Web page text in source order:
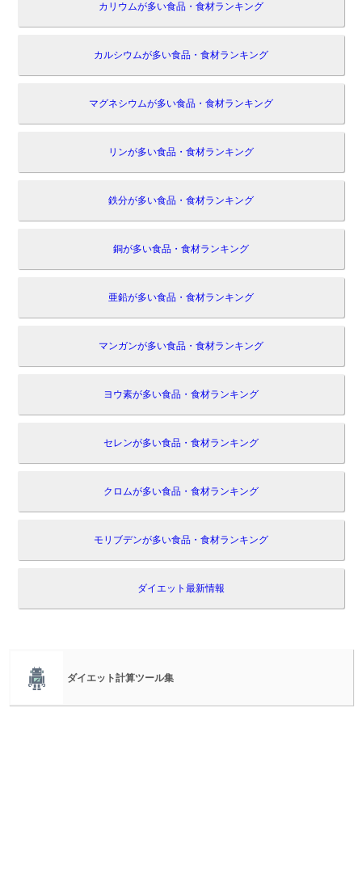
カリウムが多い食品・食材ランキング
カルシウムが多い食品・食材ランキング
マグネシウムが多い食品・食材ランキング
リンが多い食品・食材ランキング
鉄分が多い食品・食材ランキング
銅が多い食品・食材ランキング
亜鉛が多い食品・食材ランキング
マンガンが多い食品・食材ランキング
ヨウ素が多い食品・食材ランキング
セレンが多い食品・食材ランキング
クロムが多い食品・食材ランキング
モリブデンが多い食品・食材ランキング
ダイエット最新情報
ダイエット計算ツール集